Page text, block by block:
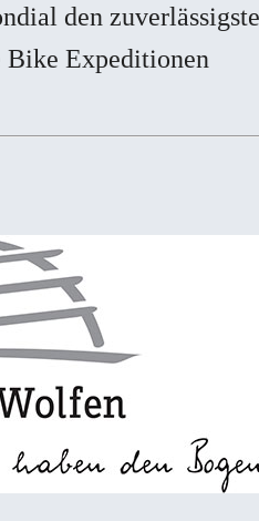
den
Bike Expeditionen